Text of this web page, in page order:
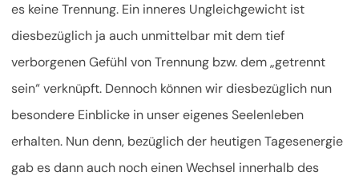
es keine Trennung. Ein inneres Ungleichgewicht ist
diesbezüglich ja auch unmittelbar mit dem tief
verborgenen Gefühl von Trennung bzw. dem „getrennt
sein“ verknüpft. Dennoch können wir diesbezüglich nun
besondere Einblicke in unser eigenes Seelenleben
erhalten. Nun denn, bezüglich der heutigen Tagesenergie
gab es dann auch noch einen Wechsel innerhalb des